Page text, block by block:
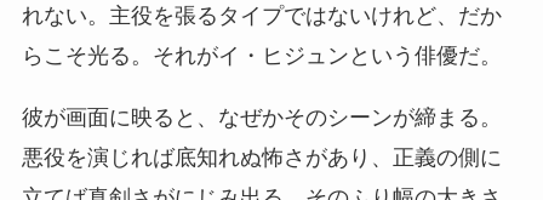
れない。主役を張るタイプではないけれど、だか
らこそ光る。それがイ・ヒジュンという俳優だ。
彼が画面に映ると、なぜかそのシーンが締まる。
悪役を演じれば底知れぬ怖さがあり、正義の側に